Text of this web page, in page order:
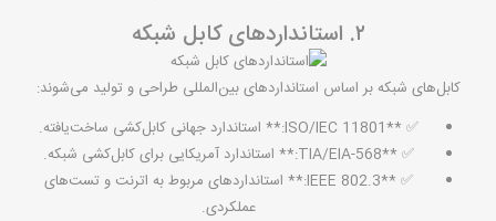
۲. استانداردهای کابل شبکه
کابل‌های شبکه بر اساس استانداردهای بین‌المللی طراحی و تولید می‌شوند:
✅ **ISO/IEC 11801:** استاندارد جهانی کابل‌کشی ساخت‌یافته.
✅ **TIA/EIA-568:** استاندارد آمریکایی برای کابل‌کشی شبکه.
✅ **IEEE 802.3:** استانداردهای مربوط به اترنت و تست‌های
عملکردی.